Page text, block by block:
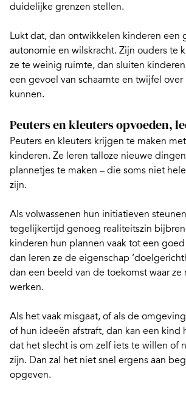
duidelijke grenzen stellen.
Lukt dat, dan ontwikkelen kinderen een
autonomie en wilskracht. Zijn ouders te
ze te weinig ruimte, dan sluiten
een gevoel van schaamte en twijfel
kunnen.
Peuters en kleuters opvoeden,
Peuters en kleuters krijgen te maken
kinderen. Ze leren talloze nieuwe
plannetjes te maken – die soms niet
zijn.
Als volwassenen hun initiatieven
tegelijkertijd genoeg realiteitszin
kinderen hun plannen vaak tot een
dan leren ze de eigenschap
dan een beeld van de toekomst waar ze
werken.
Als het vaak misgaat, of als de
of hun ideeën afstraft, dan kan een kind
dat het slecht is om zelf iets te willen of
zijn. Dan zal het niet snel ergens aan
opgeven.